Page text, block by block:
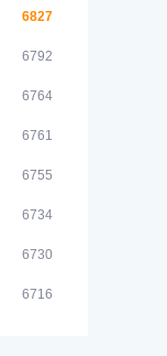
6827
6792
6764
6761
6755
6734
6730
6716